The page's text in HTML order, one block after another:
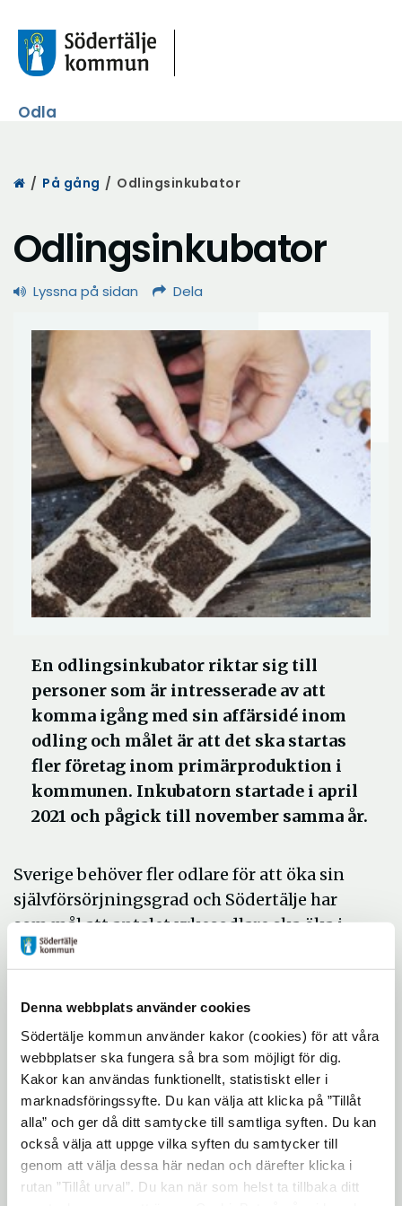
Denna webbplats använder cookies
Södertälje kommun använder kakor (cookies) för att våra
webbplatser ska fungera så bra som möjligt för dig.
Kakor kan användas funktionellt, statistiskt eller i
marknadsföringssyfte. Du kan välja att klicka på ”Tillåt
alla” och ger då ditt samtycke till samtliga syften. Du kan
också välja att uppge vilka syften du samtycker till
genom att välja dessa här nedan och därefter klicka i
rutan ”Tillåt urval”. Du kan när som helst ta tillbaka ditt
Odla
Start
/ På gång / Odlingsinkubator
Odlingsinkubator
Lyssna på sidan Dela
En odlingsinkubator riktar sig till
personer som är intresserade av att
komma igång med sin affärsidé inom
odling och målet är att det ska startas
fler företag inom primärproduktion i
kommunen. Inkubatorn startade i april
2021 och pågick till november samma år.
Sverige behöver fler odlare för att öka sin
självförsörjningsgrad och Södertälje har
som mål att antalet yrkesodlare ska öka i
kommunen. Samtidigt kan det vara höga
trösklar att ta sig in i odlingsbranschen –
det kan vara svårt att hitta mark att odla på
eller möjlighet att finansiera sin idé. Därför
startade Södertälje kommun i samarbete
med Under tallarna en företagsinkubator
för att fler ska våga börja odla professionellt.
Inkubatorn riktade sig till den med en
affärsidé inom primärproduktion.
Inkubatorn coachar därefter odlaren under